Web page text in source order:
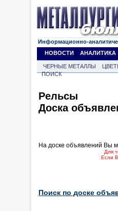
Информационно-
НОВОСТИ
АНАЛИТИКА
ЧЕРНЫЕ МЕТАЛЛЫ
ПОИСК
Рельсы
Доска
На доске объявлений Вы
Для
Если
Поиск по доске